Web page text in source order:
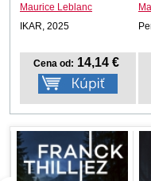
zát...
Maurice Leblanc
IKAR, 2025
Cena od: 14,14 €